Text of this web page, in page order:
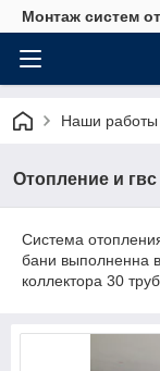
Монтаж систем
Наши работы
Отопление и
Система
бани выполненна
коллектора 30